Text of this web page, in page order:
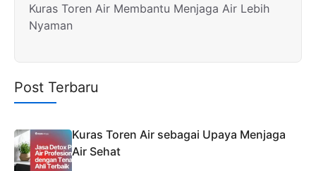
Kuras Toren Air Membantu Menjaga Air Lebih
Nyaman
Post Terbaru
Kuras Toren Air sebagai Upaya Menjaga
Air Sehat